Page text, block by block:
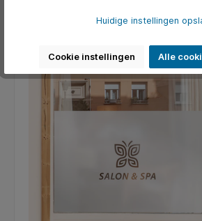
regels te overtreden
Huidige instellingen
Cookie instellingen Alle